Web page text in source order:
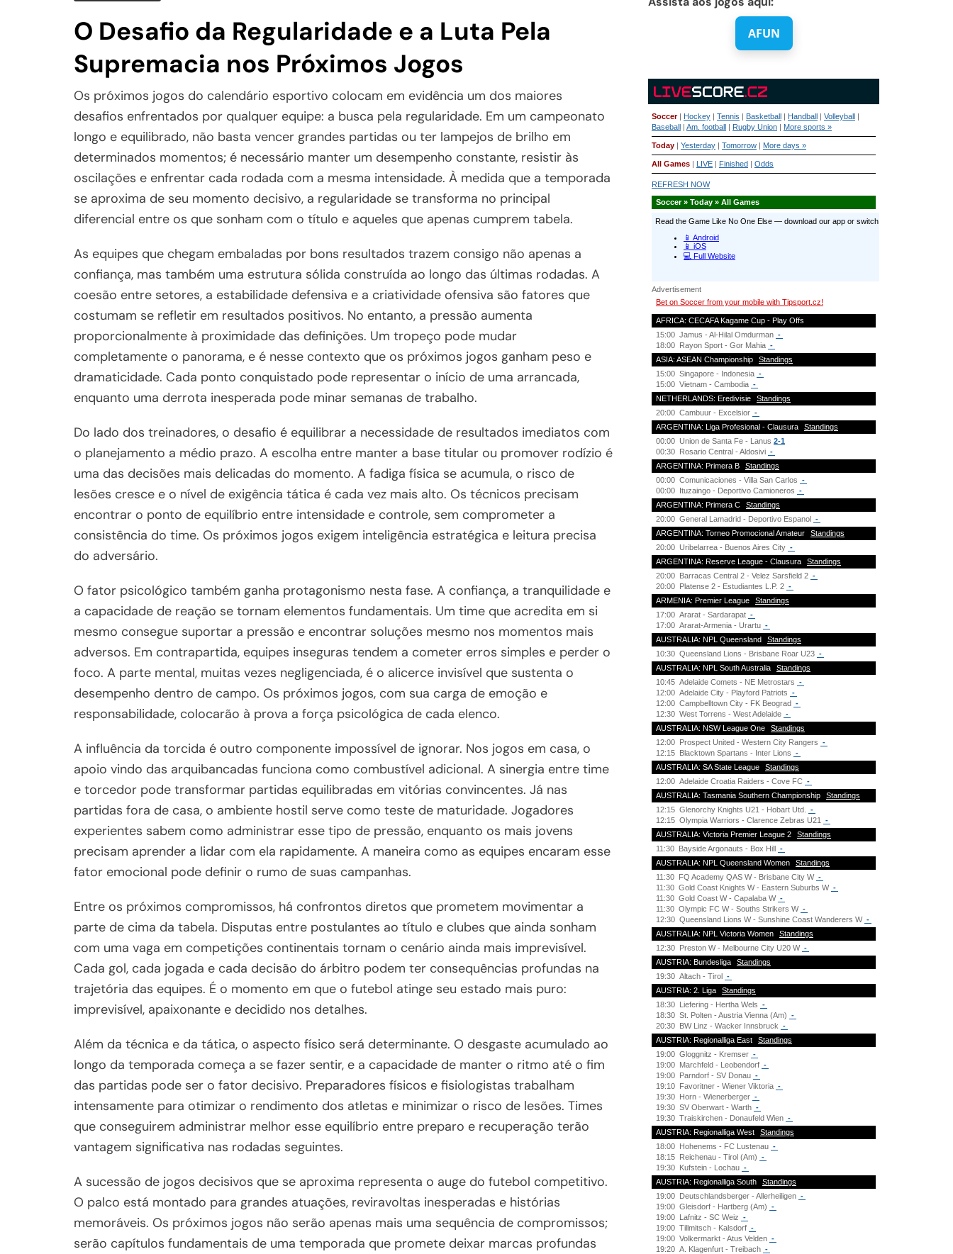
O Desafio da Regularidade e a Luta Pela
Supremacia nos Próximos Jogos
Os próximos jogos do calendário esportivo colocam em evidência um dos maiores
desafios enfrentados por qualquer equipe: a busca pela regularidade. Em um campeonato
longo e equilibrado, não basta vencer grandes partidas ou ter lampejos de brilho em
determinados momentos; é necessário manter um desempenho constante, resistir às
oscilações e enfrentar cada rodada com a mesma intensidade. À medida que a temporada
se aproxima de seu momento decisivo, a regularidade se transforma no principal
diferencial entre os que sonham com o título e aqueles que apenas cumprem tabela.
As equipes que chegam embaladas por bons resultados trazem consigo não apenas a
confiança, mas também uma estrutura sólida construída ao longo das últimas rodadas. A
coesão entre setores, a estabilidade defensiva e a criatividade ofensiva são fatores que
costumam se refletir em resultados positivos. No entanto, a pressão aumenta
proporcionalmente à proximidade das definições. Um tropeço pode mudar
completamente o panorama, e é nesse contexto que os próximos jogos ganham peso e
dramaticidade. Cada ponto conquistado pode representar o início de uma arrancada,
enquanto uma derrota inesperada pode minar semanas de trabalho.
Do lado dos treinadores, o desafio é equilibrar a necessidade de resultados imediatos com
o planejamento a médio prazo. A escolha entre manter a base titular ou promover rodízio é
uma das decisões mais delicadas do momento. A fadiga física se acumula, o risco de
lesões cresce e o nível de exigência tática é cada vez mais alto. Os técnicos precisam
encontrar o ponto de equilíbrio entre intensidade e controle, sem comprometer a
consistência do time. Os próximos jogos exigem inteligência estratégica e leitura precisa
do adversário.
O fator psicológico também ganha protagonismo nesta fase. A confiança, a tranquilidade e
a capacidade de reação se tornam elementos fundamentais. Um time que acredita em si
mesmo consegue suportar a pressão e encontrar soluções mesmo nos momentos mais
adversos. Em contrapartida, equipes inseguras tendem a cometer erros simples e perder o
foco. A parte mental, muitas vezes negligenciada, é o alicerce invisível que sustenta o
desempenho dentro de campo. Os próximos jogos, com sua carga de emoção e
responsabilidade, colocarão à prova a força psicológica de cada elenco.
A influência da torcida é outro componente impossível de ignorar. Nos jogos em casa, o
apoio vindo das arquibancadas funciona como combustível adicional. A sinergia entre time
e torcedor pode transformar partidas equilibradas em vitórias convincentes. Já nas
partidas fora de casa, o ambiente hostil serve como teste de maturidade. Jogadores
experientes sabem como administrar esse tipo de pressão, enquanto os mais jovens
precisam aprender a lidar com ela rapidamente. A maneira como as equipes encaram esse
fator emocional pode definir o rumo de suas campanhas.
Entre os próximos compromissos, há confrontos diretos que prometem movimentar a
parte de cima da tabela. Disputas entre postulantes ao título e clubes que ainda sonham
com uma vaga em competições continentais tornam o cenário ainda mais imprevisível.
Cada gol, cada jogada e cada decisão do árbitro podem ter consequências profundas na
trajetória das equipes. É o momento em que o futebol atinge seu estado mais puro:
imprevisível, apaixonante e decidido nos detalhes.
Além da técnica e da tática, o aspecto físico será determinante. O desgaste acumulado ao
longo da temporada começa a se fazer sentir, e a capacidade de manter o ritmo até o fim
das partidas pode ser o fator decisivo. Preparadores físicos e fisiologistas trabalham
intensamente para otimizar o rendimento dos atletas e minimizar o risco de lesões. Times
que conseguirem administrar melhor esse equilíbrio entre preparo e recuperação terão
vantagem significativa nas rodadas seguintes.
A sucessão de jogos decisivos que se aproxima representa o auge do futebol competitivo.
O palco está montado para grandes atuações, reviravoltas inesperadas e histórias
memoráveis. Os próximos jogos não serão apenas mais uma sequência de compromissos;
serão capítulos fundamentais de uma temporada que promete deixar marcas profundas
AFUN